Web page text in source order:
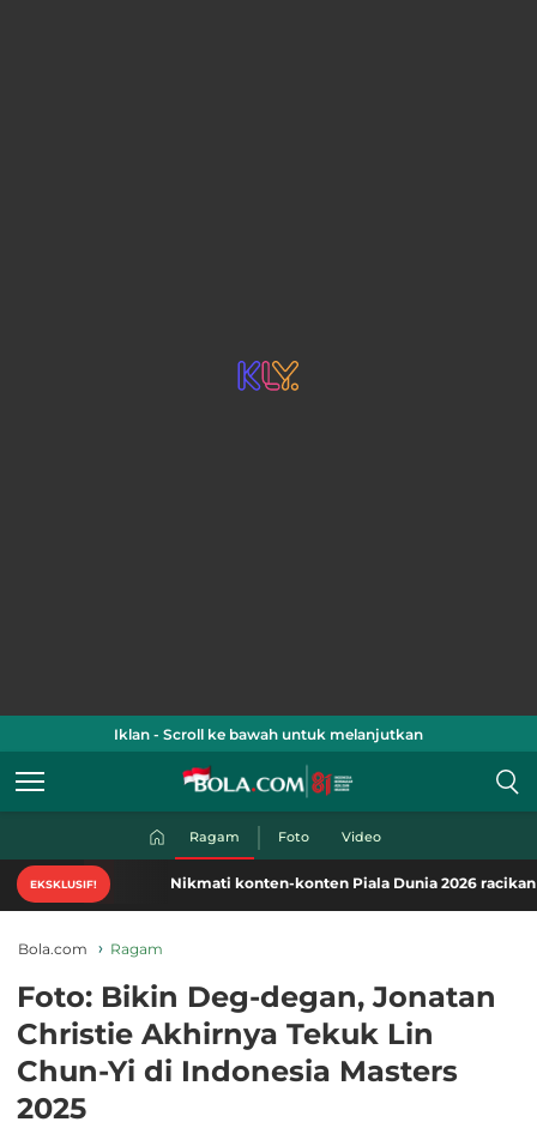
Iklan - Scroll ke bawah untuk melanjutkan
Ragam Foto Video
EKSKLUSIF! Nikmati konten-konten Piala Dunia 2026 racikan
Bola.com Ragam
Foto: Bikin Deg-degan, Jonatan
Christie Akhirnya Tekuk Lin
Chun-Yi di Indonesia Masters
2025